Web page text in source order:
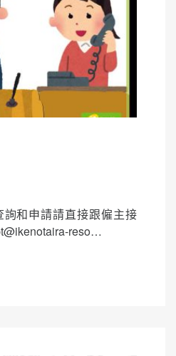
詢和申請請直接跟僱主接
reso…